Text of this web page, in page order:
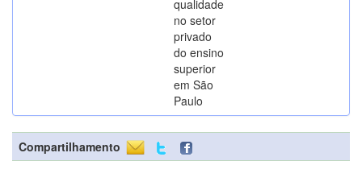
qualidade
no setor
privado
do ensino
superior
em São
Paulo
Compartilhamento